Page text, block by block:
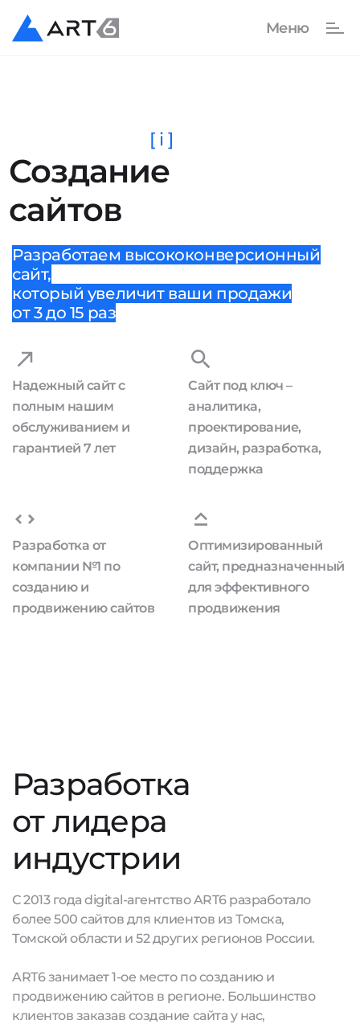
Создание
сайтов
[ i ]
Разработаем высококонверсионный
сайт,
который увеличит ваши продажи
от 3 до 15 раз
Надежный сайт с
полным нашим
обслуживанием и
гарантией 7 лет
Сайт под ключ –
аналитика,
проектирование,
дизайн, разработка,
поддержка
Разработка от
компании №1 по
созданию и
продвижению сайтов
Оптимизированный
сайт, предназначенный
для эффективного
продвижения
Разработка
от лидера
индустрии
С 2013 года digital-агентство ART6 разработало
более 500 сайтов для клиентов из Томска,
Томской области и 52 других регионов России.
ART6 занимает 1-ое место по созданию и
продвижению сайтов в регионе. Большинство
клиентов заказав создание сайта у нас,